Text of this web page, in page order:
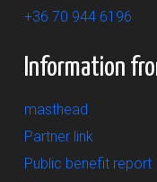
+36 70 944 6196
Information
masthead
Partner link
Public benefit report